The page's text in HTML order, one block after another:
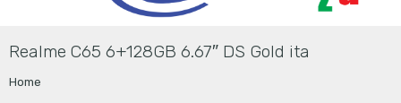
Realme C65 6+128GB 6.67″ DS Gold ita
Home